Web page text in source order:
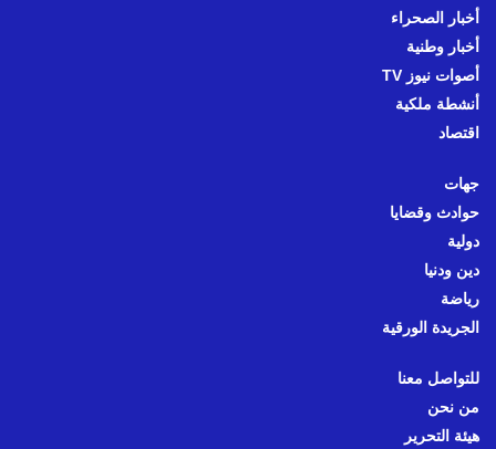
أخبار الصحراء
أخبار وطنية
أصوات نيوز TV
أنشطة ملكية
اقتصاد
جهات
حوادث وقضايا
دولية
دين ودنيا
رياضة
الجريدة الورقية
للتواصل معنا
من نحن
هيئة التحرير